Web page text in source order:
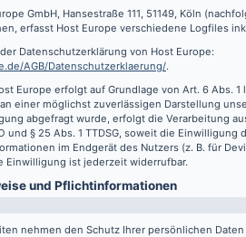
GmbH, Hansestraße 111, 51149, Köln
erfasst Host Europe verschiedene Logfiles
Datenschutzerklärung von Host Europe:
AGB/Datenschutzerklaerung/.
Europe erfolgt auf Grundlage von Art. 6 Abs. 1
einer möglichst zuverlässigen Darstellung
abgefragt wurde, erfolgt die Verarbeitung
und § 25 Abs. 1 TTDSG, soweit die
im Endgerät des Nutzers (z. B. für
Einwilligung ist jederzeit widerrufbar.
und Pflicht­informationen
nehmen den Schutz Ihrer persönlichen